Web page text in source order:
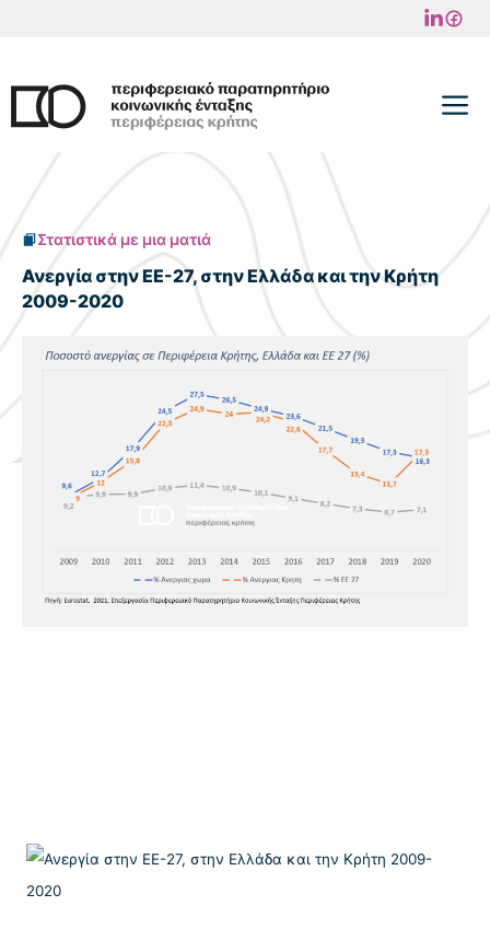
περιεχόμενο
Στατιστικά με μια ματιά
Ανεργία στην ΕΕ-27, στην Ελλάδα και την Κρήτη
2009-2020